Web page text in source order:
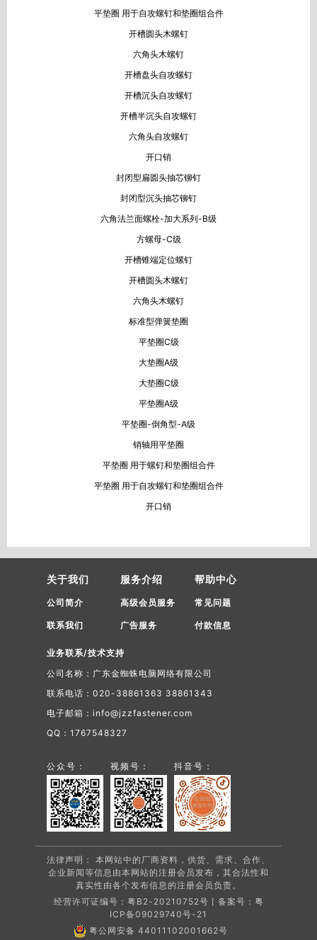
平垫圈 用于自攻螺钉和垫圈组合件
开槽圆头木螺钉
六角头木螺钉
开槽盘头自攻螺钉
开槽沉头自攻螺钉
开槽半沉头自攻螺钉
六角头自攻螺钉
开口销
封闭型扁圆头抽芯铆钉
封闭型沉头抽芯铆钉
六角法兰面螺栓-加大系列-B级
方螺母-C级
开槽锥端定位螺钉
开槽圆头木螺钉
六角头木螺钉
标准型弹簧垫圈
平垫圈C级
大垫圈A级
大垫圈C级
平垫圈A级
平垫圈-倒角型-A级
销轴用平垫圈
平垫圈 用于螺钉和垫圈组合件
平垫圈 用于自攻螺钉和垫圈组合件
开口销
关于我们
公司简介
联系我们
服务介绍
高级会员服务
广告服务
帮助中心
常见问题
付款信息
业务联系/技术支持
公司名称：广东金蜘蛛电脑网络有限公司
联系电话：020-38861363 38861343
电子邮箱：info@jzzfastener.com
QQ：1767548327
公众号： 视频号： 抖音号：
法律声明： 本网站中的厂商资料，供货、需求、合作、
企业新闻等信息由本网站的注册会员发布，其合法性和
真实性由各个发布信息的注册会员负责。
经营许可证编号：粤B2-20210752号丨备案号： 粤
ICP备09029740号-21
粤公网安备 44011102001662号